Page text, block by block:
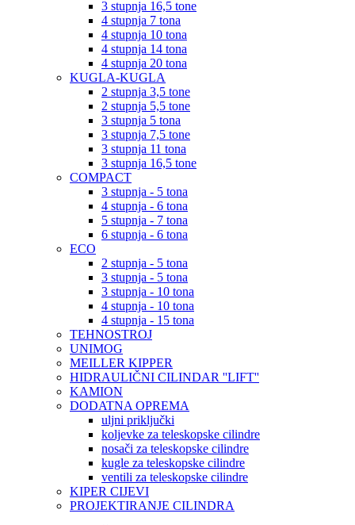
3 stupnja 16,5 tone
4 stupnja 7 tona
4 stupnja 10 tona
4 stupnja 14 tona
4 stupnja 20 tona
KUGLA-KUGLA
2 stupnja 3,5 tone
2 stupnja 5,5 tone
3 stupnja 5 tona
3 stupnja 7,5 tone
3 stupnja 11 tona
3 stupnja 16,5 tone
COMPACT
3 stupnja - 5 tona
4 stupnja - 6 tona
5 stupnja - 7 tona
6 stupnja - 6 tona
ECO
2 stupnja - 5 tona
3 stupnja - 5 tona
3 stupnja - 10 tona
4 stupnja - 10 tona
4 stupnja - 15 tona
TEHNOSTROJ
UNIMOG
MEILLER KIPPER
HIDRAULIČNI CILINDAR ''LIFT''
KAMION
DODATNA OPREMA
uljni priključki
koljevke za teleskopske cilindre
nosači za teleskopske cilindre
kugle za teleskopske cilindre
ventili za teleskopske cilindre
KIPER CIJEVI
PROJEKTIRANJE CILINDRA